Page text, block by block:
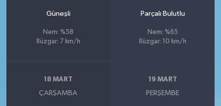
Güneşli
Nem: %58
Rüzgar: 7 km/h
Parçalı Bulutlu
Nem: %65
Rüzgar: 10 km/h
18 MART
ÇARŞAMBA
19 MART
PERŞEMBE